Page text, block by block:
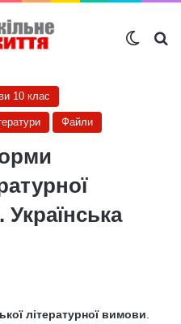
10 клас
Файли
літературної вимови